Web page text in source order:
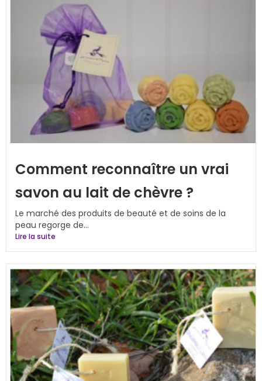
Comment reconnaître un vrai
savon au lait de chèvre ?
Le marché des produits de beauté et de soins de la
peau regorge de...
Lire la suite